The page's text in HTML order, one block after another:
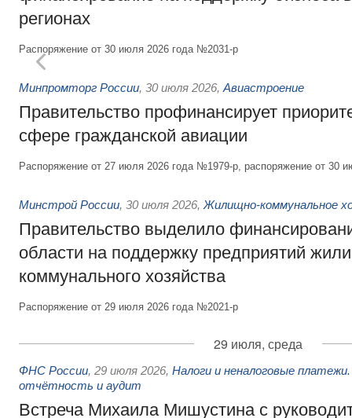
регионах
Распоряжение от 30 июля 2026 года №2031-р
Минпромторг России, 30 июля 2026, Авиастроение
Правительство профинансирует
сфере гражданской авиации
Распоряжение от 27 июля 2026 года №1979-р, распоряжение от 30
Минстрой России, 30 июля 2026, Жилищно-коммунальное
Правительство выделило
области на поддержку предприятий
коммунального хозяйства
Распоряжение от 29 июля 2026 года №2021-р
29 июля, среда
ФНС России, 29 июля 2026, Налоги и неналоговые
отчётность и аудит
Встреча Михаила Мишустина с